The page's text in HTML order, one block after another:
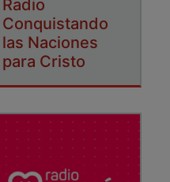
Radio
Conquistando
las Naciones
para Cristo